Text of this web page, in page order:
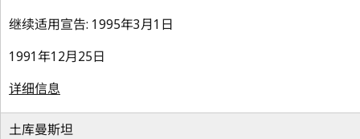
继续适用宣告: 1995年3月1日
1991年12月25日
详细信息
土库曼斯坦